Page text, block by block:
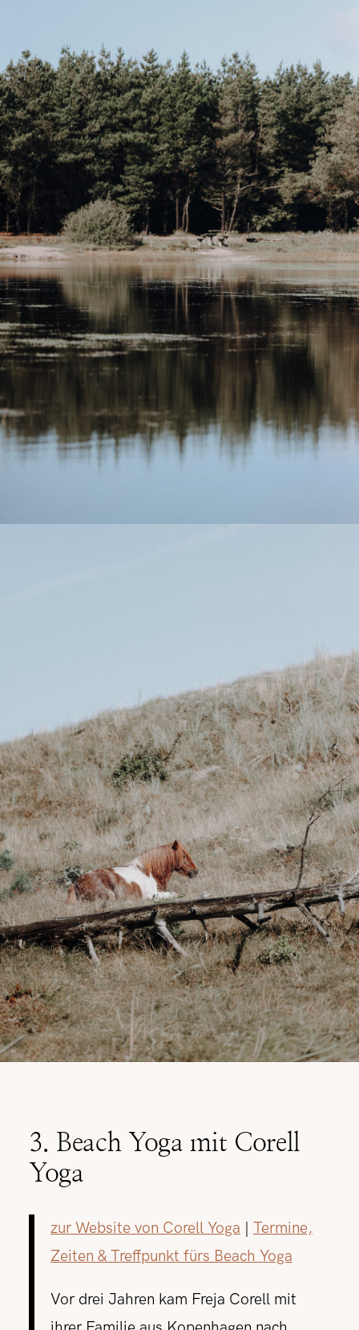
3. Beach Yoga mit Corell
Yoga
zur Website von Corell Yoga
Termine,
Zeiten & Treffpunkt fürs Beach Yoga
Vor drei Jahren kam Freja Corell mit